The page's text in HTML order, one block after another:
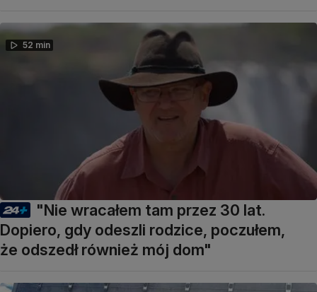
52 min
"Nie wracałem tam przez 30 lat.
Dopiero, gdy odeszli rodzice, poczułem,
że odszedł również mój dom"